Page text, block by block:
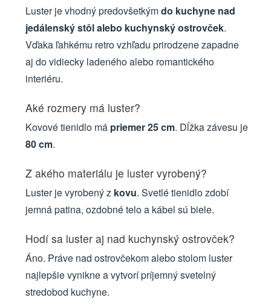
Luster je vhodný predovšetkýmdo kuchyne nad
jedálenský stôl alebo kuchynský ostrovček.
Vďaka ľahkému retro vzhľadu prirodzene zapadne
aj do vidiecky ladeného alebo romantického
interiéru.
Aké rozmery má luster?
Kovové tienidlo má priemer 25 cm. Dĺžka závesu je
80 cm.
Z akého materiálu je luster vyrobený?
Luster je vyrobený z kovu. Svetlé tienidlo zdobí
jemná patina, ozdobné telo a kábel sú biele.
Hodí sa luster aj nad kuchynský ostrovček?
Áno. Práve nad ostrovčekom alebo stolom luster
najlepšie vynikne a vytvorí príjemný svetelný
stredobod kuchyne.